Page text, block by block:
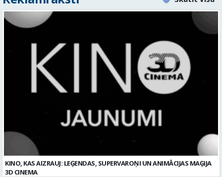
KINO, KAS AIZRAUJ: LEĢENDAS, SUPERVAROŅI UN ANIMĀCIJAS MAĢIJA
3D CINEMA